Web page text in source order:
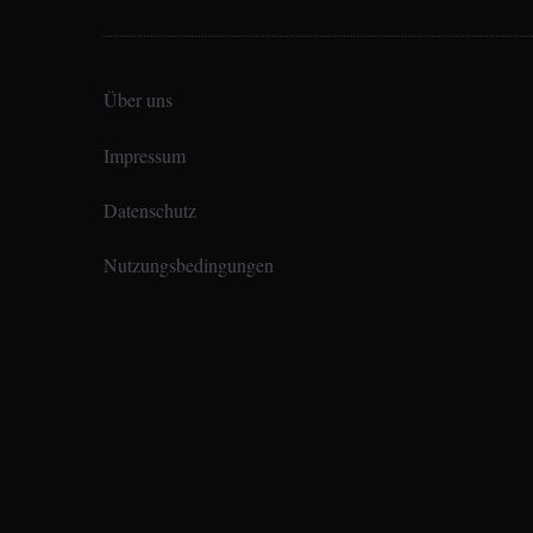
Über uns
Impressum
Datenschutz
Nutzungsbedingungen